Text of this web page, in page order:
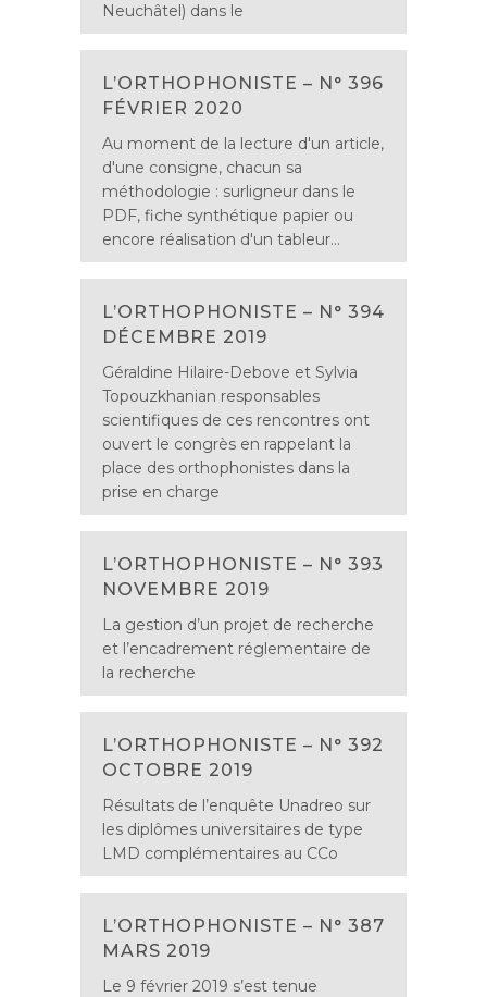
Neuchâtel) dans le
L’ORTHOPHONISTE – N° 396
FÉVRIER 2020
Au moment de la lecture d'un article,
d'une consigne, chacun sa
méthodologie : surligneur dans le
PDF, fiche synthétique papier ou
encore réalisation d'un tableur...
L’ORTHOPHONISTE – N° 394
DÉCEMBRE 2019
Géraldine Hilaire-Debove et Sylvia
Topouzkhanian responsables
scientifiques de ces rencontres ont
ouvert le congrès en rappelant la
place des orthophonistes dans la
prise en charge
L’ORTHOPHONISTE – N° 393
NOVEMBRE 2019
La gestion d’un projet de recherche
et l’encadrement réglementaire de
la recherche
L’ORTHOPHONISTE – N° 392
OCTOBRE 2019
Résultats de l’enquête Unadreo sur
les diplômes universitaires de type
LMD complémentaires au CCo
L’ORTHOPHONISTE – N° 387
MARS 2019
Le 9 février 2019 s’est tenue